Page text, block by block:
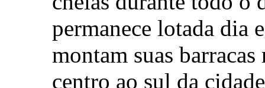
permanece lotada dia
montam suas
centro ao sul da